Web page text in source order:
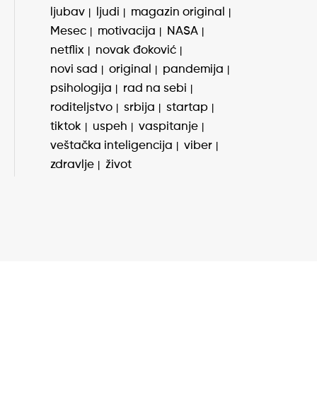
ljubav
ljudi
magazin original
Mesec
motivacija
NASA
netflix
novak đoković
novi sad
original
pandemija
psihologija
rad na sebi
roditeljstvo
srbija
startap
tiktok
uspeh
vaspitanje
veštačka inteligencija
viber
zdravlje
život